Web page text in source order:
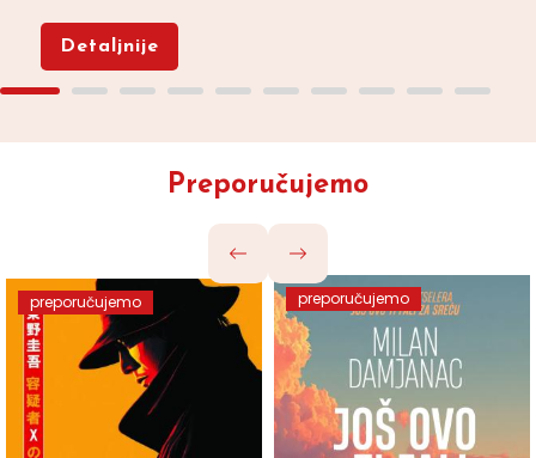
Detaljnije
Preporučujemo
preporučujemo preporučujemo